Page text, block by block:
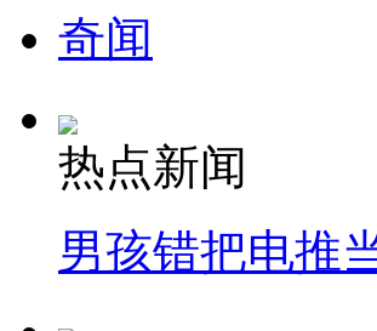
司机酒驾遇交警 急速倒车逃窜
奇闻
热点新闻
男孩错把电推